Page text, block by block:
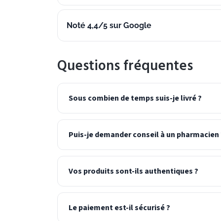
Noté 4,4/5 sur Google
Questions fréquentes
Sous combien de temps suis-je livré ?
Puis-je demander conseil à un pharmacien
Vos produits sont-ils authentiques ?
Le paiement est-il sécurisé ?